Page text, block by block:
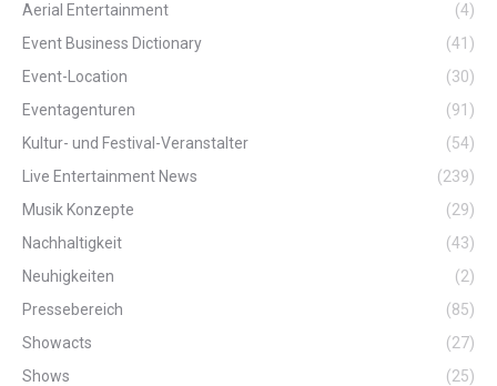
Aerial Entertainment
(4)
Event Business Dictionary
(41)
Event-Location
(30)
Eventagenturen
(91)
Kultur- und Festival-Veranstalter
(54)
Live Entertainment News
(239)
Musik Konzepte
(29)
Nachhaltigkeit
(43)
Neuhigkeiten
(2)
Pressebereich
(85)
Showacts
(27)
Shows
(25)